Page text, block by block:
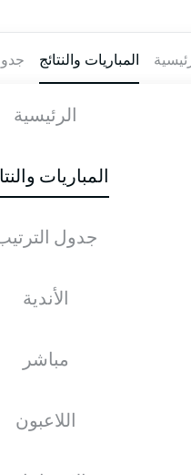
المباريات والنتائج
الرئيسية
المباريات
جدول
الأندية
مباشر
اللاعبون
التشكيلات
لم يُحدد موعد هذه الجولة